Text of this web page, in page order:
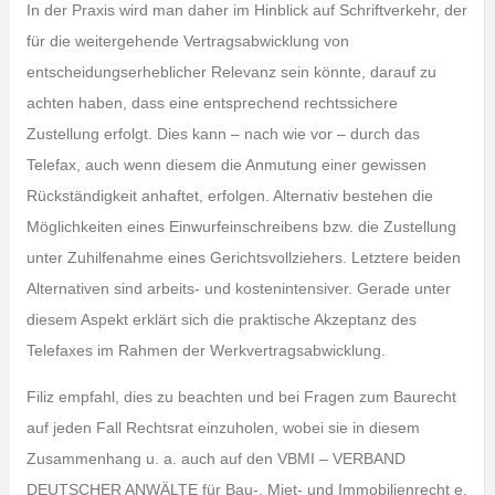
In der Praxis wird man daher im Hinblick auf Schriftverkehr, der
für die weitergehende Vertragsabwicklung von
entscheidungserheblicher Relevanz sein könnte, darauf zu
achten haben, dass eine entsprechend rechtssichere
Zustellung erfolgt. Dies kann – nach wie vor – durch das
Telefax, auch wenn diesem die Anmutung einer gewissen
Rückständigkeit anhaftet, erfolgen. Alternativ bestehen die
Möglichkeiten eines Einwurfeinschreibens bzw. die Zustellung
unter Zuhilfenahme eines Gerichtsvollziehers. Letztere beiden
Alternativen sind arbeits- und kostenintensiver. Gerade unter
diesem Aspekt erklärt sich die praktische Akzeptanz des
Telefaxes im Rahmen der Werkvertragsabwicklung.
Filiz empfahl, dies zu beachten und bei Fragen zum Baurecht
auf jeden Fall Rechtsrat einzuholen, wobei sie in diesem
Zusammenhang u. a. auch auf den VBMI – VERBAND
DEUTSCHER ANWÄLTE für Bau-, Miet- und Immobilienrecht e.